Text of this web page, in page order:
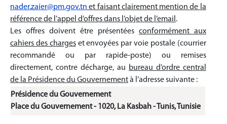
nader.zaier@pm.gov.tn et faisant clairement mention de la
référence de l’appel d’offres dans l’objet de l’email .
Les offres doivent être présentées conformément aux
cahiers des chargeset envoyées par voie postale (courrier
recommandé ou par rapide-poste) ou remises
directement, contre décharge, au bureau d’ordre central
de la Présidence du Gouvernementà l’adresse suivante :
Présidence du Gouvernement
Place du Gouvernement - 1020, La Kasbah - Tunis, Tunisie